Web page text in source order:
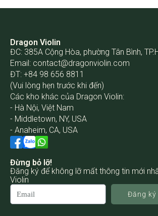
Dragon Violin
ĐC: 385A Cộng Hòa, phường Tân Bình,
Email: contact@dragonviolin.com
ĐT: +84 98 656 8811
(Vui lòng hẹn trước khi đến)
Các kho khác của Dragon Violin:
- Hà Nội, Việt Nam
- Middletown, NY, USA
- Anaheim, CA, USA
Đừng bỏ lỡ!
Đăng ký để không lỡ mất thông tin mới
Violin
Đăng ký